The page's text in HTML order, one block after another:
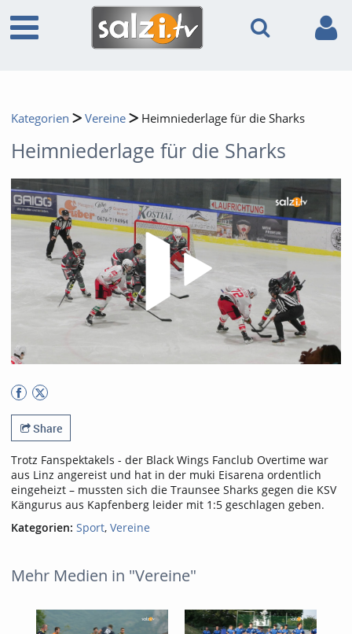
Kategorien Vereine Heimniederlage für die Sharks
Heimniederlage für die Sharks
Share
Trotz Fanspektakels - der Black Wings Fanclub Overtime war
aus Linz angereist und hat in der muki Eisarena ordentlich
eingeheizt – mussten sich die Traunsee Sharks gegen die KSV
Kängurus aus Kapfenberg leider mit 1:5 geschlagen geben.
Kategorien: Sport, Vereine
Mehr Medien in "Vereine"